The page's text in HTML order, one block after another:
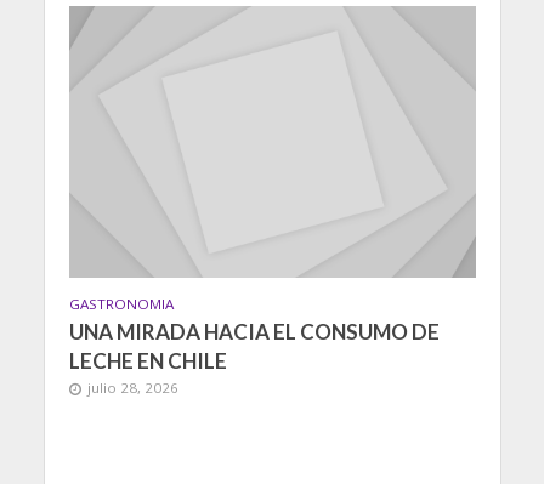
GASTRONOMIA
UNA MIRADA HACIA EL CONSUMO DE
LECHE EN CHILE
julio 28, 2026